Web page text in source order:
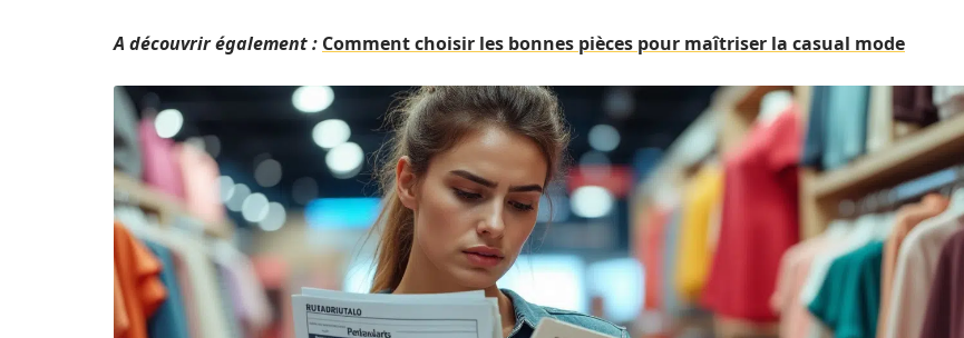
A découvrir également : Comment choisir les bonnes pièces pour maîtriser la casual mode